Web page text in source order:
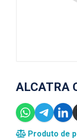
ALCATRA
Produto de